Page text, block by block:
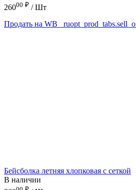
26000 ₽ / Шт
Продать на WB
Бейсболка летняя хлопковая с сеткой
В наличии